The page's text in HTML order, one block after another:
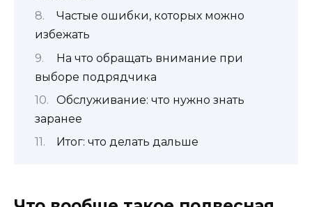
Частые ошибки, которых можно
избежать
На что обращать внимание при
выборе подрядчика
Обслуживание: что нужно знать
заранее
Итог: что делать дальше